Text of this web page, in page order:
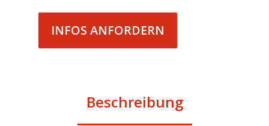
INFOS ANFORDERN
Beschreibung